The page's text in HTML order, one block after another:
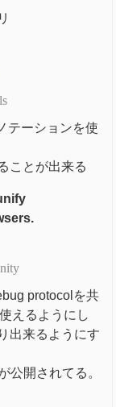
テーションを使
ことが出来る
protocolを共
えるようにし
出来るようにす
公開されてる。